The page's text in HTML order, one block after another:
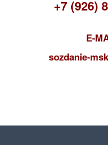
+7 (926)
E-
sozdanie-